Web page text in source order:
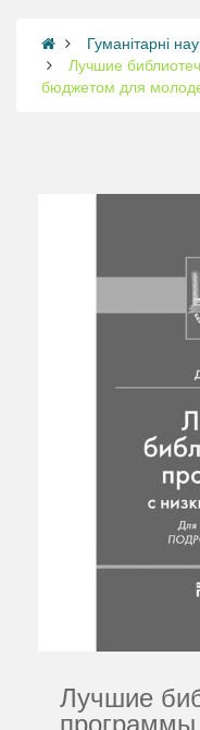
Гуманітарні
Лучшие
бюджетом для
Лучшие
программы